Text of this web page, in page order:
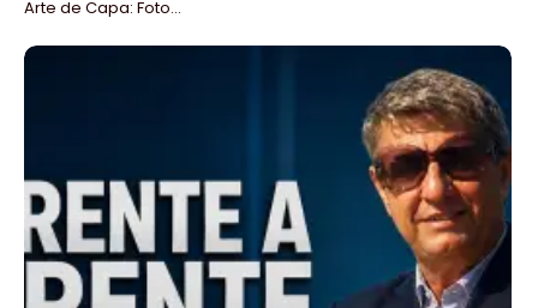
Arte de Capa: Foto...